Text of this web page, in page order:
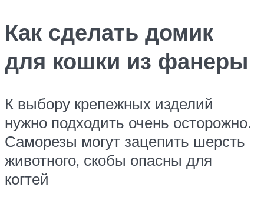
Как сделать домик
для кошки из фанеры
К выбору крепежных изделий
нужно подходить очень осторожно.
Саморезы могут зацепить шерсть
животного, скобы опасны для
когтей